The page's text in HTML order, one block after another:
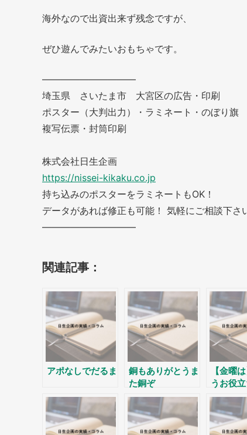
海外なので出資出来ず残念ですが、
ぜひ遊んでみたいおもちゃです。
——————————
埼玉県 さいたま市 大宮区の広告・印刷
ポスター（大判出力）・ラミネート・のぼり旗
複写伝票・封筒印刷
株式会社日生企画
https://nissei-kikaku.co.jp
持ち込みのポスターをラミネートもOK！
データがあれば修正も可能！ 気軽にご相談下さ
——————————
関連記事：
アポなしでだるま
銅もありがとうま
た銅ぞ
【金曜
うお役